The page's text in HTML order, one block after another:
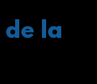
de la